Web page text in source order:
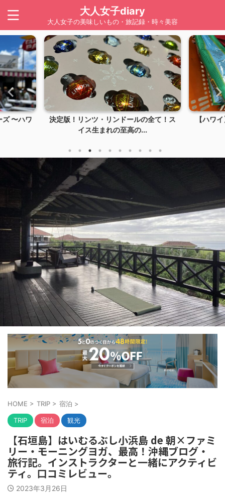
大人女子diary
大人女子の美味しいもの・旅記録・時々美容
全て！ス
【ハワイ】LION COFFEE（ライオンコ
ーヒー）は...
【ハワ
HOME > TRIP > 宿泊 >
TRIP 宿泊 観光
【石垣島】はいむるぶし小浜島 de 朝×ファミ
リー・モーニングヨガ、最高！沖縄ブログ・
旅行記。インストラクターと一緒にアクティビ
ティ。口コミレビュー。
2023年3月26日